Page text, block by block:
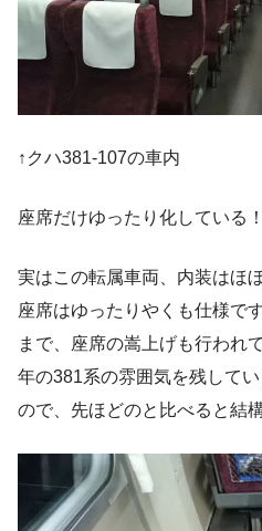
↑クハ381-107の車内
座席だけゆったり化している！
実はこの転属車両、内装はほ
座席はゆったりやくも仕様で
まで、座席の嵩上げも行われ
年の381系の雰囲気を残して
ので、先ほどのと比べると結